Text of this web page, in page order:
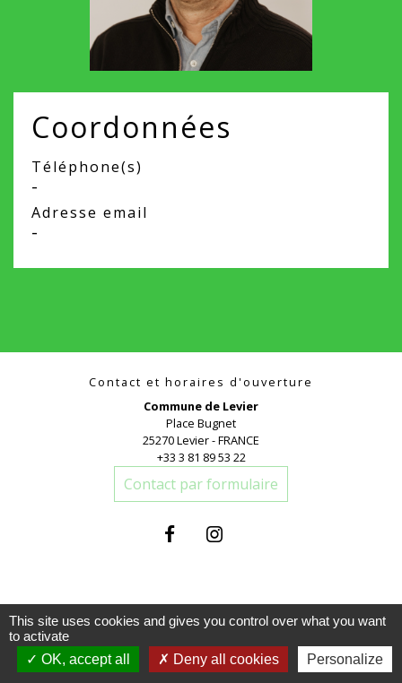
Coordonnées
Téléphone(s)
-
Adresse email
-
Contact et horaires d'ouverture
Commune de Levier
Place Bugnet
25270 Levier - FRANCE
+33 3 81 89 53 22
Contact par formulaire
Liens
This site uses cookies and gives you control over what you want
to activate
OK, accept all
Deny all cookies Personalize